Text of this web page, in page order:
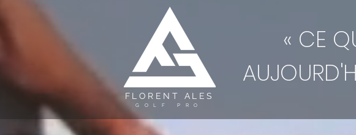
« CE
FLORENT ALES
GOLF PRO